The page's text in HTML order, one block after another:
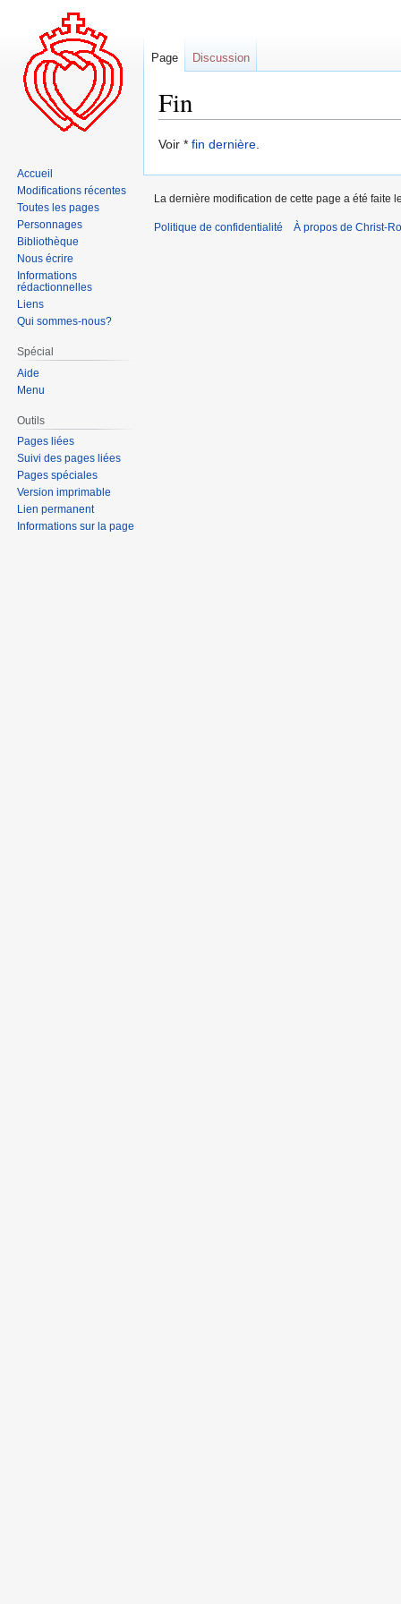
Fin
Aller
navigation
Aller
recherche
Voir * fin dernière.
Page Discussion
Accueil
Modifications récentes
Toutes les pages
Personnages
Bibliothèque
Nous écrire
Informations
rédactionnelles
Liens
Qui sommes-nous?
Spécial
Aide
Menu
Outils
Pages liées
Suivi des pages liées
Pages spéciales
Version imprimable
Lien permanent
Informations sur la page
La dernière modification de cette page a été faite
Politique de confidentialité À propos de Christ-